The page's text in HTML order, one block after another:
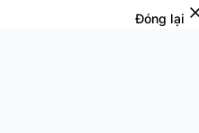
Đóng lại